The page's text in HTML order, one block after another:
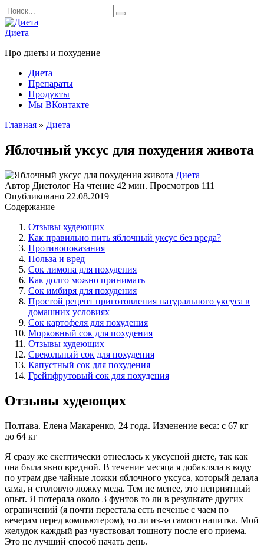
Перейти
к
содержанию
Search
for:
Диета
Про диеты и похудение
Диета
Препараты
Продукты
Мы ВКонтакте
Главная » Диета
Яблочный уксус для похудения живота
Диета
Автор Диетолог На чтение 42 мин. Просмотров 111
Опубликовано 22.08.2019
Содержание
Отзывы худеющих
Как правильно пить яблочный уксус без вреда?
Противопоказания
Польза и вред
Сок лимона для похудения
Как долго можно принимать
Сок имбиря для похудения
Простой рецепт приготовления натурального уксуса в
домашних условиях
Сок картофеля для похудения
Морковный сок для похудения
Отзывы худеющих
Свекольный сок для похудения
Капустный сок для похудения
Грейпфрутовый сок для похудения
Отзывы худеющих
Полтава. Елена Макаренко, 24 года. Изменение веса: с 67 кг
до 64 кг
Я сразу же скептически отнеслась к уксусной диете, так как
она была явно вредной. В течение месяца я добавляла в воду
по утрам две чайные ложки яблочного уксуса, который делала
сама, и столовую ложку меда. Тем не менее, это неприятный
опыт. Я потеряла около 3 фунтов то ли в результате других
ограничений (я почти перестала есть печенье с чаем по
вечерам перед компьютером), то ли из-за самого напитка. Мой
желудок каждый раз чувствовал тошноту после его приема.
Это не лучший способ начать день.